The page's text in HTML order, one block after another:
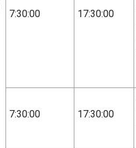
7:30:00 17:30:00
7:30:00 17:30:00